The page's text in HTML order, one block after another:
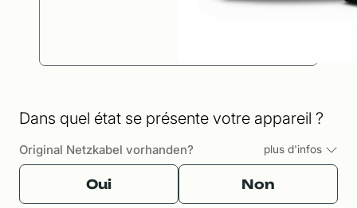
Dans quel état se présente votre appareil ?
Original Netzkabel vorhanden? plus d'infos
Oui Non